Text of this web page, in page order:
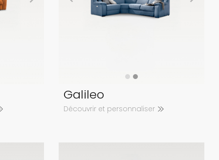
Galileo
Découvrir et personnaliser